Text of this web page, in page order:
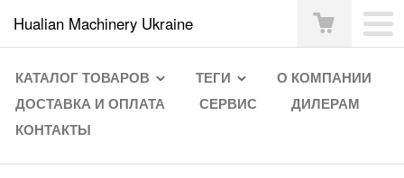
Hualian Machinery Ukraine
КАТАЛОГ ТОВАРОВ ТЕГИ
О КОМПАНИИ
ДОСТАВКА И ОПЛАТА
СЕРВИС
ДИЛЕРАМ
КОНТАКТЫ